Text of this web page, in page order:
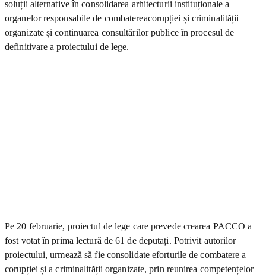
soluții alternative în consolidarea arhitecturii instituționale a
organelor responsabile de combatereacorupției și criminalității
organizate și continuarea consultărilor publice în procesul de
definitivare a proiectului de lege.
Pe 20 februarie, proiectul de lege care prevede crearea PACCO a
fost votat în prima lectură de 61 de deputați. Potrivit autorilor
proiectului, urmează să fie consolidate eforturile de combatere a
corupției și a criminalității organizate, prin reunirea competențelor